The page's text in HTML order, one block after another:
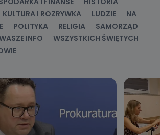
KULTURA I ROZRYWKA LUDZIE
NA
POLITYKA RELIGIA
SAMORZĄD
INFO
WSZYSTKICH ŚWIĘTYCH